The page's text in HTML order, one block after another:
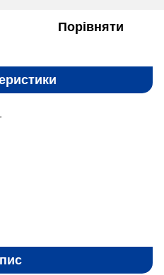
Порівняти